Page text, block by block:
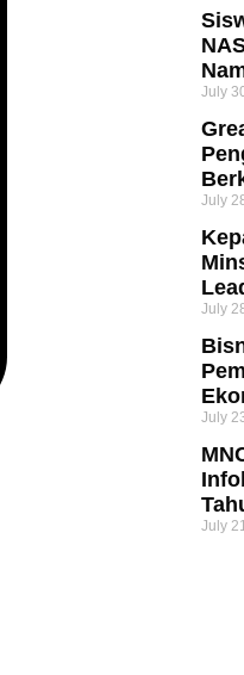
July
July
July
July
July